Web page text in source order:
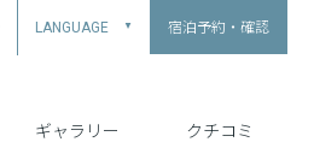
LANGUAGE ▲ 宿泊予約・確認
ギャラリー クチコミ